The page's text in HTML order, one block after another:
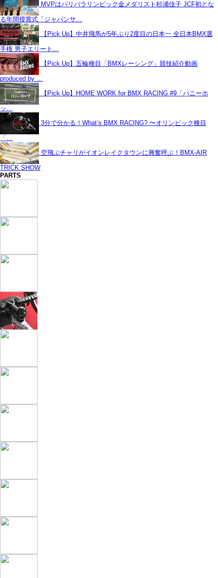
MVPはパリパラリンピック金メダリスト杉浦佳子 JCF初とな
る年間授賞式「ジャパンサ…
【Pick Up】中井飛馬が5年ぶり2度目の日本一 全日本BMX選
手権 男子エリート…
【Pick Up】五輪種目「BMXレーシング」競技紹介動画
produced by …
【Pick Up】HOME WORK for BMX RACING #9「バニーホ
ッ…
3分で分かる！What’s BMX RACING? 〜オリンピック種目
「…
空飛ぶチャリがイオンレイクタウンに興奮呼ぶ！BMX-AIR
TRICK SHOW
PARTS